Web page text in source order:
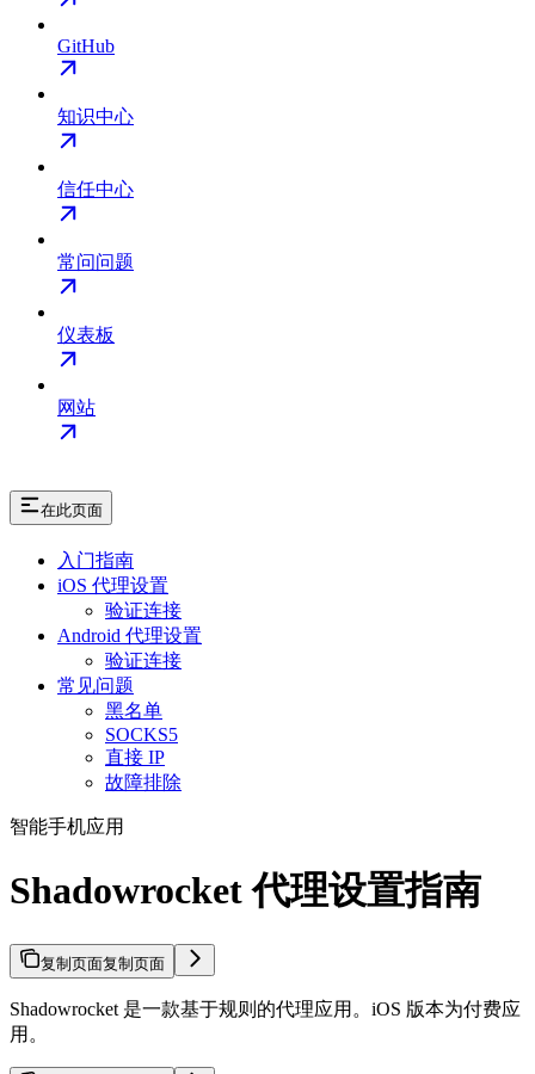
GitHub
知识中心
信任中心
常问问题
仪表板
网站
在此页面
入门指南
iOS 代理设置
验证连接
Android 代理设置
验证连接
常见问题
黑名单
SOCKS5
直接 IP
故障排除
智能手机应用
Shadowrocket 代理设置指南
复制页面复制页面
Shadowrocket 是一款基于规则的代理应用。iOS 版本为付费应
用。